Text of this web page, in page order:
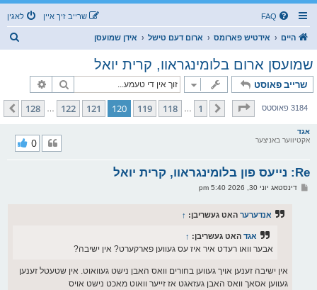
FAQ לאגין שרייב זיך איין
היים אידטיש פארומס ארום דעם טישל אידן שמועסן
שמועסן ארום בלומינגראוו, קרית יואל
שרייב פאוסט זוך
3184 פאוסטס
בלאט120פון128
פריערדיגע 1
118
119
120
121
122
128
קומענדיגע
אגד
אקטיווער באניצער
Re: נייעס פון בלומינגראוו, קרית יואל
0
פדינסטאג יוני 30, 2026 5:40 pm
אנדערער האט געשריבן: ↑
אגד האט געשריבן: ↑
אבער װאו רעדט איר איז עס געווען פארקערט? אין ישיבה?
אין ישיבה זענען אויך געווען בחורים וואס האבן נישט געוואוט. אין שטעטל זענען
געווען אסאך וואס האבן געזאגט אז זייער וואוט מאכט נישט אויס